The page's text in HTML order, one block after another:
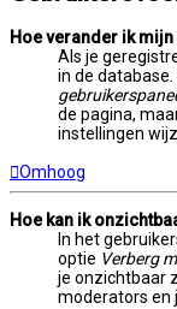
Hoe verander ik
Als je
in de
de pagina,
instellingen
Omhoog
Hoe kan ik
In het
optie Verberg
je onzichtbaar
moderators en